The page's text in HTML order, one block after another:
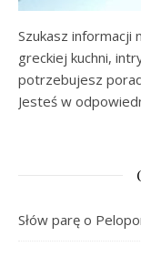
Szukasz informacji
greckiej kuchni,
potrzebujesz
Jesteś w
Słów parę o